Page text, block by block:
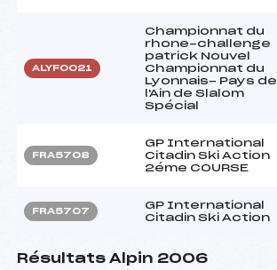
ALYF0021
Championnat du
rhone-challenge
patrick Nouvel
Championnat du
Lyonnais- Pays de
l'Ain de Slalom
Spécial
FRA5708
GP International
Citadin Ski Action
2éme COURSE
FRA5707
GP International
Citadin Ski Action
Résultats Alpin 2006